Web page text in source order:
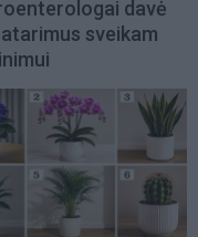
davė
sveikam